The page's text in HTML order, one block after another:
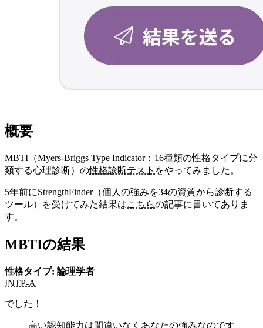
概要
MBTI（Myers-Briggs Type Indicator：16種類の性格タイプに分
類する心理診断）の性格診断テスト をやってみました。
5年前にStrengthFinder（個人の強みを34の資質から診断する
ツール）を受けてみた結果はこちらの記事に書いてありま
す。
MBTIの結果
性格タイプ: 論理学者
INTP-A
でした！
高い認知能力は間違いなくあなたの強みなのです